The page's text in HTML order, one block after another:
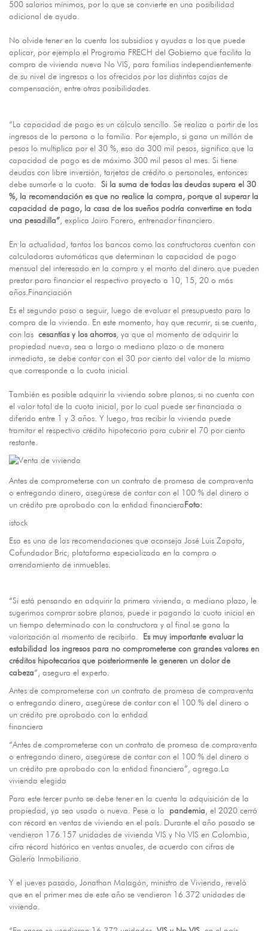
500 salarios mínimos, por lo que se convierte en una posibilidad
adicional de ayuda.
No olvide tener en la cuenta los subsidios y ayudas a los que puede
aplicar, por ejemplo el Programa FRECH del Gobierno que facilita la
compra de vivienda nueva No VIS, para familias independientemente
de su nivel de ingresos o los ofrecidos por las distintas cajas de
compensación, entre otras posibilidades.
“La capacidad de pago es un cálculo sencillo. Se realiza a partir de los
ingresos de la persona o la familia. Por ejemplo, si gana un millón de
pesos lo multiplica por el 30 %, eso da 300 mil pesos, significa que la
capacidad de pago es de máximo 300 mil pesos al mes. Si tiene
deudas con libre inversión, tarjetas de crédito o personales, entonces
debe sumarle a la cuota. Si la suma de todas las deudas supera el 30
%, la recomendación es que no realice la compra, porque al superar la
capacidad de pago, la casa de los sueños podría convertirse en toda
una pesadilla”, explica Jairo Forero, entrenador financiero.
En la actualidad, tantos los bancos como las constructoras cuentan con
calculadoras automáticas que determinan la capacidad de pago
mensual del interesado en la compra y el monto del dinero que pueden
prestar para financiar el respectivo proyecto a 10, 15, 20 o más
años.Financiación
Es el segundo paso a seguir, luego de evaluar el presupuesto para la
compra de la vivienda. En este momento, hay que recurrir, si se cuenta,
con las cesantías y los ahorros, ya que al momento de adquirir la
propiedad nueva, sea a largo o mediano plazo o de manera
inmediata, se debe contar con el 30 por ciento del valor de la misma
que corresponde a la cuota inicial.
También es posible adquirir la vivienda sobre planos, si no cuenta con
el valor total de la cuota inicial, por lo cual puede ser financiada o
diferida entre 1 y 3 años. Y luego, tras recibir la vivienda puede
tramitar el respectivo crédito hipotecario para cubrir el 70 por ciento
restante.
Antes de comprometerse con un contrato de promesa de compraventa
o entregando dinero, asegúrese de contar con el 100 % del dinero o
un crédito pre aprobado con la entidad financiera Foto:
istock
Esa es una de las recomendaciones que aconseja José Luis Zapata,
Cofundador Bric, plataforma especializada en la compra o
arrendamiento de inmuebles.
“Si está pensando en adquirir la primera vivienda, a mediano plazo, le
sugerimos comprar sobre planos, puede ir pagando la cuota inicial en
un tiempo determinado con la constructora y al final se gana la
valorización al momento de recibirla. Es muy importante evaluar la
estabilidad los ingresos para no comprometerse con grandes valores en
créditos hipotecarios que posteriormente le generen un dolor de
cabeza”, asegura el experto.
Antes de comprometerse con un contrato de promesa de compraventa
o entregando dinero, asegúrese de contar con el 100 % del dinero o
un crédito pre aprobado con la entidad
financiera
“Antes de comprometerse con un contrato de promesa de compraventa
o entregando dinero, asegúrese de contar con el 100 % del dinero o
un crédito pre aprobado con la entidad financiera”, agrega.La
vivienda elegida
Para este tercer punto se debe tener en la cuenta la adquisición de la
propiedad, ya sea usada o nueva. Pese a la pandemia , el 2020 cerró
con récord en ventas de vivienda en el país. Durante el año pasado se
vendieron 176.157 unidades de vivienda VIS y No VIS en Colombia,
cifra récord histórico en ventas anuales, de acuerdo con cifras de
Galería Inmobiliaria.
Y el jueves pasado, Jonathan Malagón, ministro de Vivienda, reveló
que en el primer mes de este año se vendieron 16.372 unidades de
vivienda.